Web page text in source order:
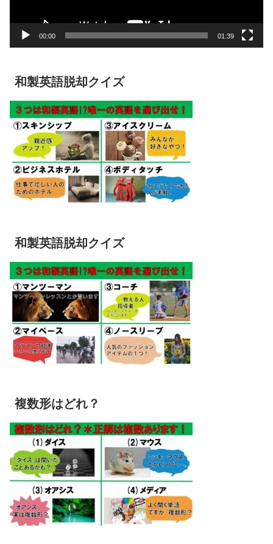
00:00 01:39
和製英語脱却クイズ
和製英語脱却クイズ
複数形はどれ？